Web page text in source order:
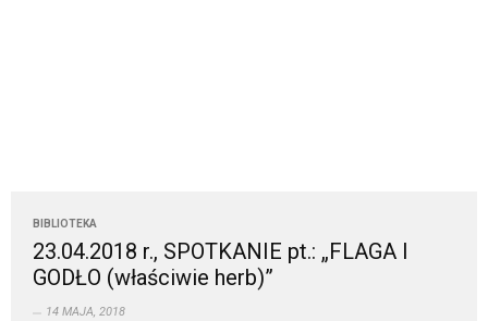
BIBLIOTEKA
23.04.2018 r., SPOTKANIE pt.: „FLAGA I
GODŁO (właściwie herb)”
14 MAJA, 2018